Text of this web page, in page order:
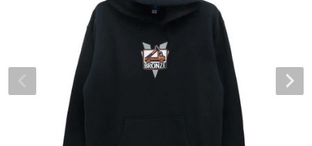
7.8inch
7.9inch
57mm
ボーンズ XF（エックスフォーミュラ）
ボーンズ STF（エスティーエフ）
パウエルペラルタ DF（ドラゴンフォーミュ
ベアリング
デッキテープ
パーツ・その他
24.5cm
シューレース・その他
トレーナー・セーター
ショーツ
長袖ボタンシャツ
INFO
スケートパーク情報
プライバシーポリシー
特定商取引法に基づく表記